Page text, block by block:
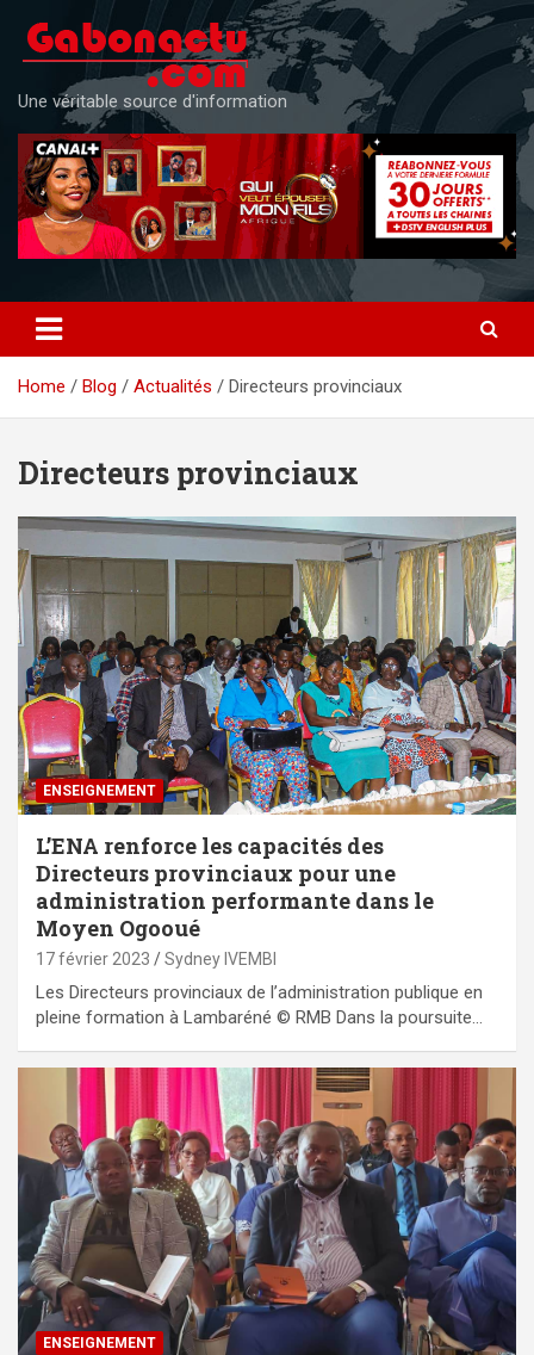
content
Une véritable source d'information
Home Blog Actualités Directeurs provinciaux
Directeurs provinciaux
ENSEIGNEMENT
L’ENA renforce les capacités des
Directeurs provinciaux pour une
administration performante dans le
Moyen Ogooué
17 février 2023 Sydney IVEMBI
Les Directeurs provinciaux de l’administration publique en
pleine formation à Lambaréné © RMB Dans la poursuite…
ENSEIGNEMENT